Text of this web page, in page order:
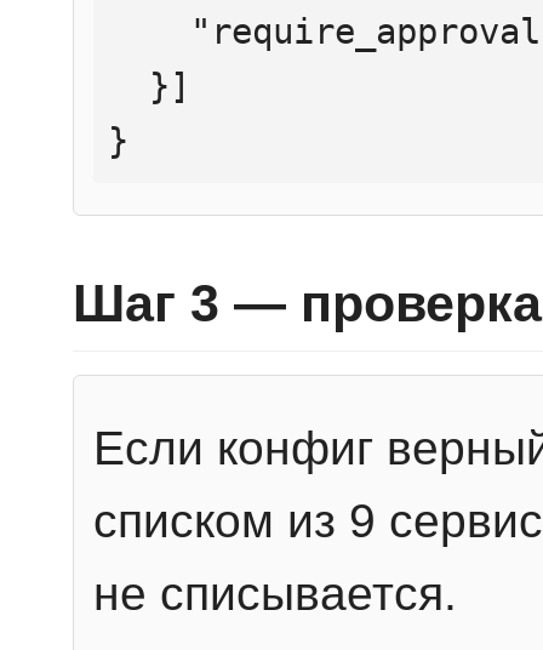
}
Шаг 3 — проверка
Если конфиг
списком из 9
не списывается.